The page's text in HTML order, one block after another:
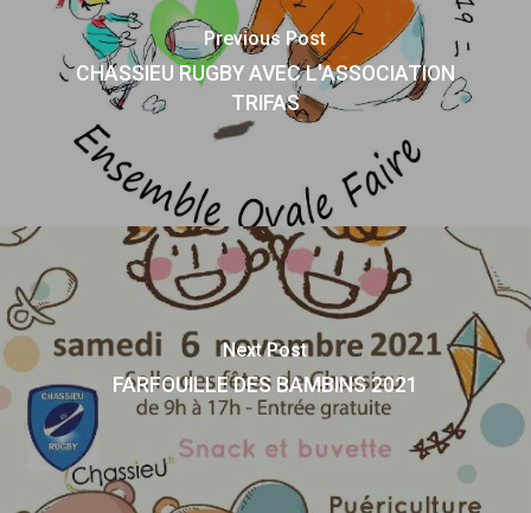
Previous Post
CHASSIEU RUGBY AVEC L'ASSOCIATION
TRIFAS
Next Post
FARFOUILLE DES BAMBINS 2021